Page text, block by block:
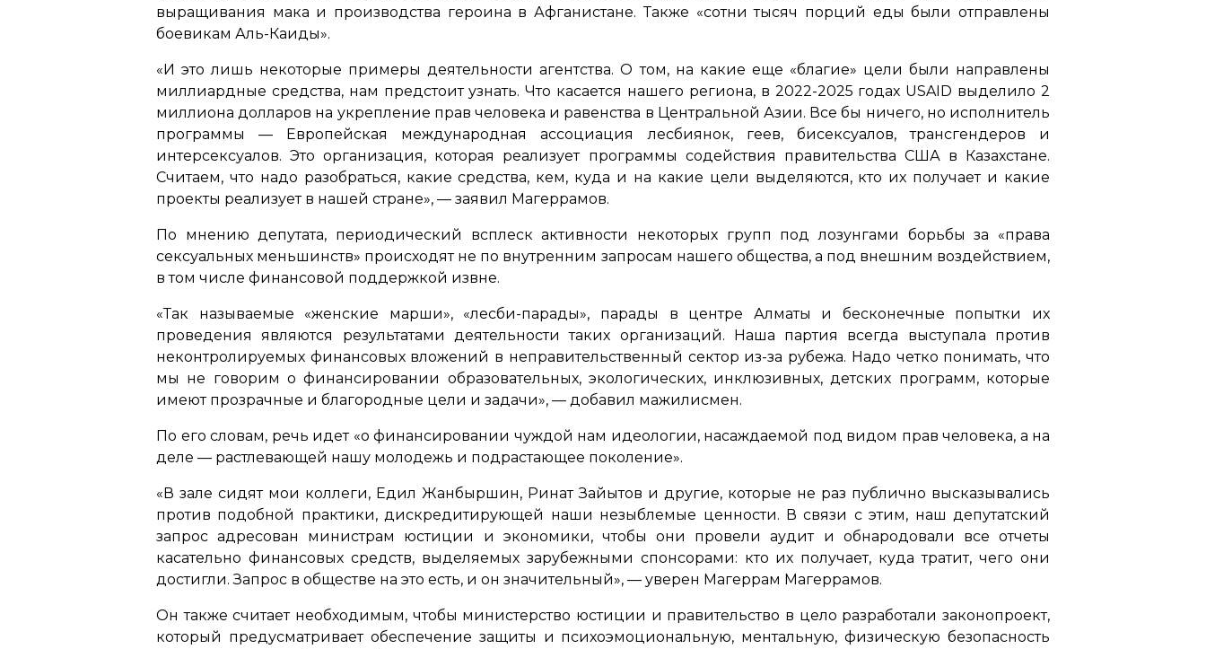
выращивания мака и производства героина в Афганистане. Также «сотни тысяч порций еды были отправлены
боевикам Аль-Каиды».
«И это лишь некоторые примеры деятельности агентства. О том, на какие еще «благие» цели были направлены
миллиардные средства, нам предстоит узнать. Что касается нашего региона, в 2022-2025 годах USAID выделило 2
миллиона долларов на укрепление прав человека и равенства в Центральной Азии. Все бы ничего, но исполнитель
программы — Европейская международная ассоциация лесбиянок, геев, бисексуалов, трансгендеров и
интерсексуалов. Это организация, которая реализует программы содействия правительства США в Казахстане.
Считаем, что надо разобраться, какие средства, кем, куда и на какие цели выделяются, кто их получает и какие
проекты реализует в нашей стране», — заявил Магеррамов.
По мнению депутата, периодический всплеск активности некоторых групп под лозунгами борьбы за «права
сексуальных меньшинств» происходят не по внутренним запросам нашего общества, а под внешним воздействием,
в том числе финансовой поддержкой извне.
«Так называемые «женские марши», «лесби-парады», парады в центре Алматы и бесконечные попытки их
проведения являются результатами деятельности таких организаций. Наша партия всегда выступала против
неконтролируемых финансовых вложений в неправительственный сектор из-за рубежа. Надо четко понимать, что
мы не говорим о финансировании образовательных, экологических, инклюзивных, детских программ, которые
имеют прозрачные и благородные цели и задачи», — добавил мажилисмен.
По его словам, речь идет «о финансировании чуждой нам идеологии, насаждаемой под видом прав человека, а на
деле — растлевающей нашу молодежь и подрастающее поколение».
«В зале сидят мои коллеги, Едил Жанбыршин, Ринат Зайытов и другие, которые не раз публично высказывались
против подобной практики, дискредитирующей наши незыблемые ценности. В связи с этим, наш депутатский
запрос адресован министрам юстиции и экономики, чтобы они провели аудит и обнародовали все отчеты
касательно финансовых средств, выделяемых зарубежными спонсорами: кто их получает, куда тратит, чего они
достигли. Запрос в обществе на это есть, и он значительный», — уверен Магеррам Магеррамов.
Он также считает необходимым, чтобы министерство юстиции и правительство в цело разработали законопроект,
который предусматривает обеспечение защиты и психоэмоциональную, ментальную, физическую безопасность